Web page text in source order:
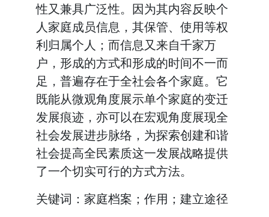
性又兼具广泛性。因为其内容反映个
人家庭成员信息，其保管、使用等权
利归属个人；而信息又来自千家万
户，形成的方式和形成的时间不一而
足，普遍存在于全社会各个家庭。它
既能从微观角度展示单个家庭的变迁
发展痕迹，亦可以在宏观角度展现全
社会发展进步脉络，为探索创建和谐
社会提高全民素质这一发展战略提供
了一个切实可行的方式方法。
关键词：家庭档案；作用；建立途径